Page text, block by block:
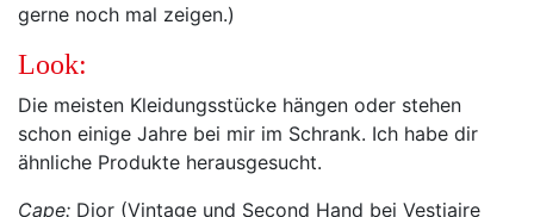
gerne noch mal zeigen.)
Look:
Die meisten Kleidungsstücke hängen oder stehen
schon einige Jahre bei mir im Schrank. Ich habe dir
ähnliche Produkte herausgesucht.
Cape: Dior (Vintage und Second Hand bei Vestiaire